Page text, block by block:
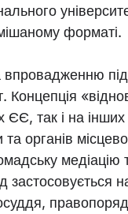
форматі.
Концепція
ЄЄ, так і на
та органів
медіацію
застосовується